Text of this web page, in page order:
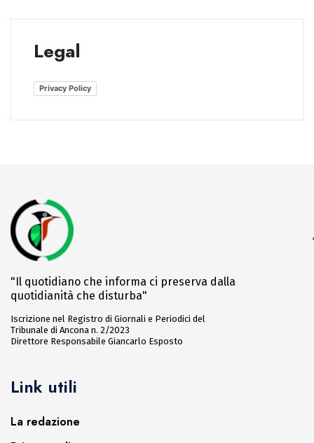
Legal
Privacy Policy
"Il quotidiano che informa ci preserva dalla
quotidianità che disturba"
Iscrizione nel Registro di Giornali e Periodici del
Tribunale di Ancona n. 2/2023
Direttore Responsabile Giancarlo Esposto
Link utili
La redazione